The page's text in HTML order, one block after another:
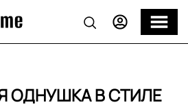
ОДНУШКА В СТИЛЕ